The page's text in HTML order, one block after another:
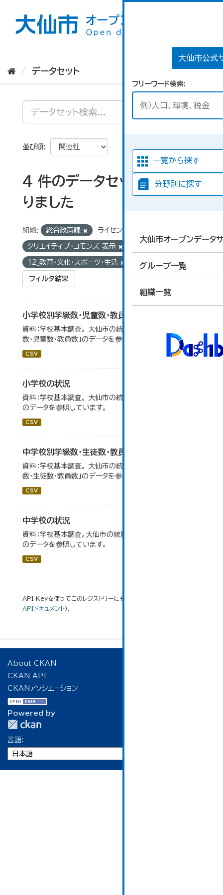
大仙市公式
フリーワード検索
一覧から探す
分野別に探す
大仙市オープンデータ
グループ一覧
組織一覧
データセット
並び順
4 件のデータセットが見つか
りました
組織: 総合政策課 ライセンス:
クリエイティブ・コモンズ 表示
12_教育・文化・スポーツ・生活 タグ: 教員数
フィルタ結果
小学校別学級数・児童数・教員数
資料：学校基本調査。 大仙市の統計「14-4 小学校別学級
数・児童数・教員数」のデータを参照しています。
CSV
小学校の状況
資料：学校基本調査。 大仙市の統計「14-3 小学校の状況」
のデータを参照しています。
CSV
中学校別学級数・生徒数・教員数
資料：学校基本調査。 大仙市の統計「14-6 中学校別学級
数・生徒数・教員数」のデータを参照しています。
CSV
中学校の状況
資料：学校基本調査。大仙市の統計「14-5 中学校の状況」
のデータを参照しています。
CSV
API Keyを使ってこのレジストリーにもアクセス可能です
APIドキュメント).
About CKAN
CKAN API
CKANアソシエーション
Powered by
言語